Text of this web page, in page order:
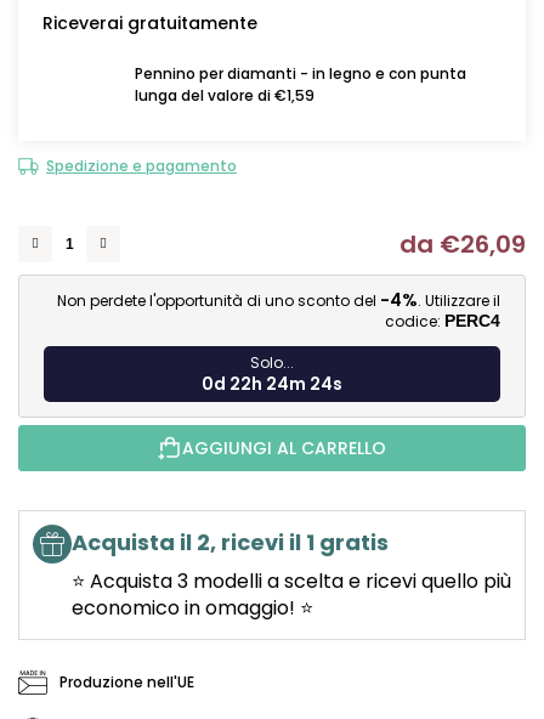
Riceverai gratuitamente
Pennino per diamanti - in legno e con punta
lunga del valore di €1,59
Spedizione e pagamento
da €26,09
Non perdete l'opportunità di uno sconto del -4%. Utilizzare il
codice: PERC4
Solo...
0d 22h 24m 23s
AGGIUNGI AL CARRELLO
Acquista il 2, ricevi il 1 gratis
⭐ Acquista 3 modelli a scelta e ricevi quello più
economico in omaggio! ⭐
Produzione nell'UE